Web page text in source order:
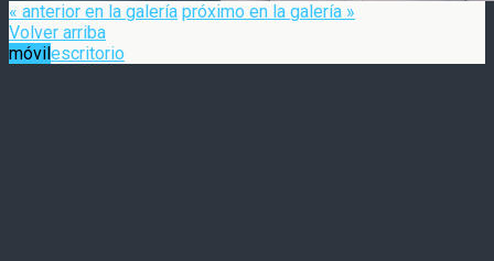
« anterior en la galería próximo en la galería »
Volver arriba
móvilescritorio